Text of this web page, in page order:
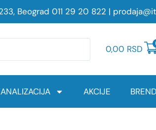
Beograd 011 29 20 822 |
0,00 RSD
AKCIJE